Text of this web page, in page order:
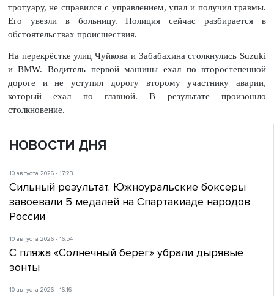
тротуару, не справился с управлением, упал и получил травмы.
Его увезли в больницу. Полиция сейчас разбирается в
обстоятельствах происшествия.
На перекрёстке улиц Чуйкова и Забабахина столкнулись Suzuki
и BMW. Водитель первой машины ехал по второстепенной
дороге и не уступил дорогу второму участнику аварии,
который ехал по главной. В результате произошло
столкновение.
НОВОСТИ ДНЯ
10 августа 2026 - 17:23
Сильный результат. Южноуральские боксеры
завоевали 5 медалей на Спартакиаде народов
России
10 августа 2026 - 16:54
С пляжа «Солнечный берег» убрали дырявые
зонты
10 августа 2026 - 16:16